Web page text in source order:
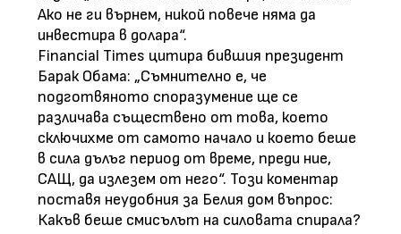
Ако не ги върнем, никой повече няма да
инвестира в долара“.
Financial Times цитира бившия президент
Барак Обама: „Съмнително е, че
подготвяното споразумение ще се
различава съществено от това, което
сключихме от самото начало и което беше
в сила дълъг период от време, преди ние,
САЩ, да излезем от него“. Този коментар
поставя неудобния за Белия дом въпрос:
Какъв беше смисълът на силовата спирала?